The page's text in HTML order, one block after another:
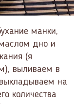
манки,
дно и
(я
выливаем в
на
количества